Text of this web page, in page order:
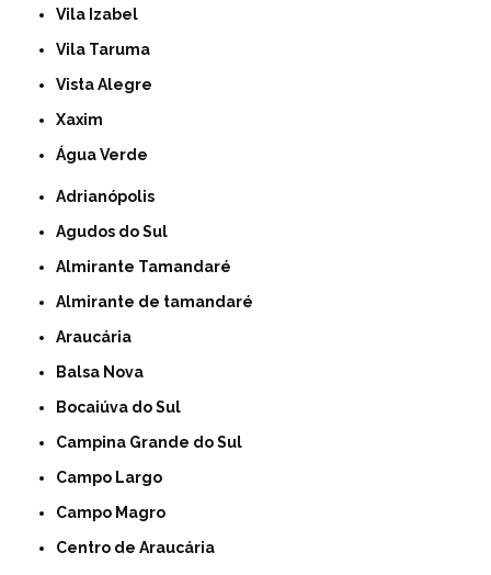
Vila Izabel
Vila Taruma
Vista Alegre
Xaxim
Água Verde
Adrianópolis
Agudos do Sul
Almirante Tamandaré
Almirante de tamandaré
Araucária
Balsa Nova
Bocaiúva do Sul
Campina Grande do Sul
Campo Largo
Campo Magro
Centro de Araucária